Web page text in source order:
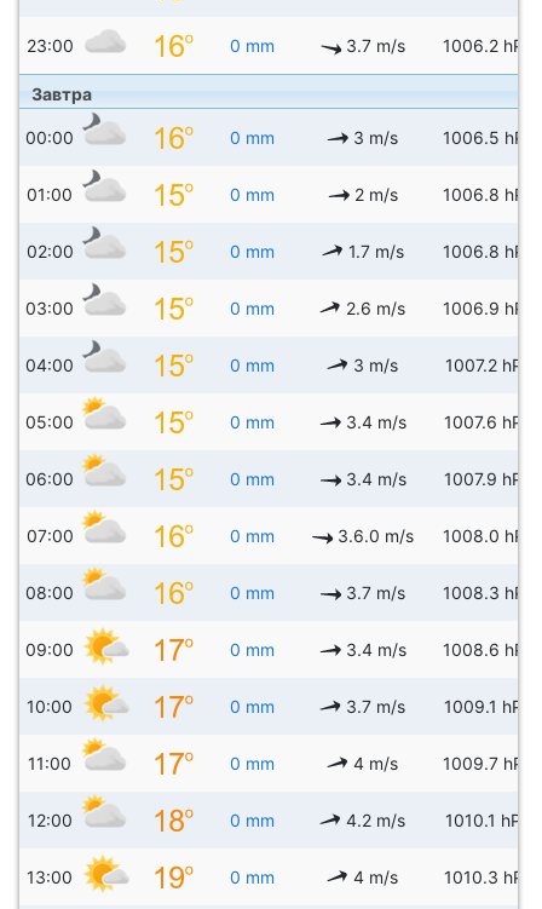
23:00 0 mm 3.7 m/s 1006.2 hPa
Завтра
00:00 0 mm 3 m/s 1006.5 hPa
01:00 0 mm 2 m/s 1006.8 hPa
02:00 0 mm 1.7 m/s 1006.8 hPa
03:00 0 mm 2.6 m/s 1006.9 hPa
04:00 0 mm 3 m/s 1007.2 hPa
05:00 0 mm 3.4 m/s 1007.6 hPa
06:00 0 mm 3.4 m/s 1007.9 hPa
07:00 0 mm 3.6.0 m/s 1008.0 hPa
08:00 0 mm 3.7 m/s 1008.3 hPa
09:00 0 mm 3.4 m/s 1008.6 hPa
10:00 0 mm 3.7 m/s 1009.1 hPa
11:00 0 mm 4 m/s 1009.7 hPa
12:00 0 mm 4.2 m/s 1010.1 hPa
13:00 0 mm 4 m/s 1010.3 hPa